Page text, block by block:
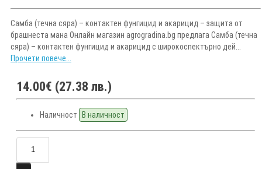
Самба (течна сяра) – контактен фунгицид и акарицид – защита от
брашнеста мана Онлайн магазин agrogradina.bg предлага Самба (течна
сяра) – контактен фунгицид и акарицид с широкоспектърно дей...
Прочети повече...
14.00€ (27.38 лв.)
Наличност В наличност